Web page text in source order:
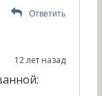
Ответить
12 лет назад